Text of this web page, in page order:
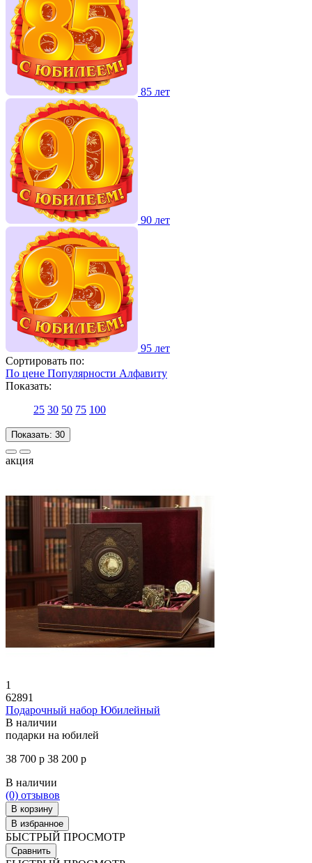
85 лет
90 лет
95 лет
Сортировать по:
По цене Популярности Алфавиту
Показать:
25 30 50 75 100
Показать: 30
акция
1
62891
Подарочный набор Юбилейный
В наличии
подарки на юбилей
38 700 р 38 200 р
В наличии
(0) отзывов
В корзину
В избранное
БЫСТРЫЙ ПРОСМОТР
Сравнить